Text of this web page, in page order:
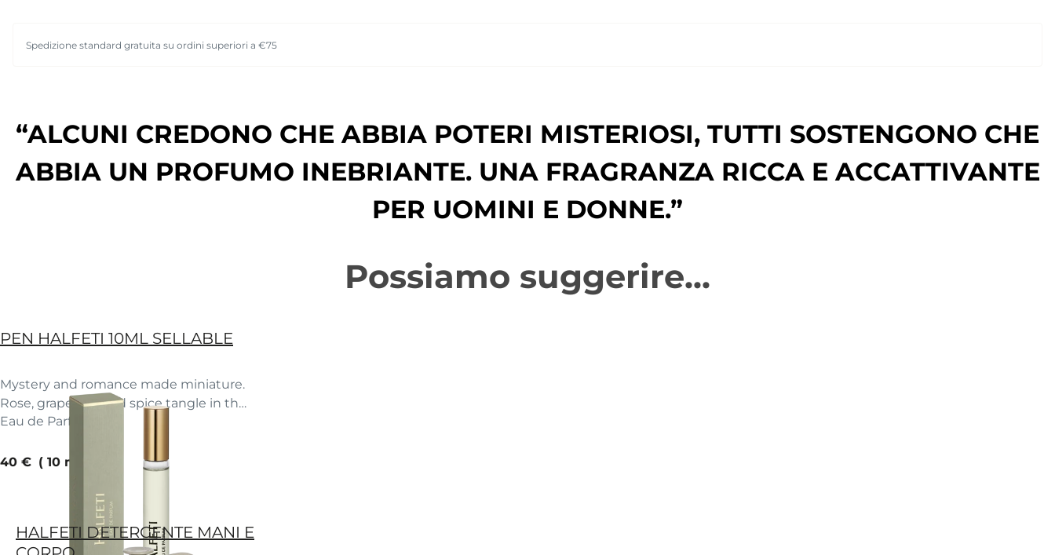
Spedizione standard gratuita su ordini superiori a €75
“ALCUNI CREDONO CHE ABBIA POTERI MISTERIOSI, TUTTI SOSTENGONO CHE
ABBIA UN PROFUMO INEBRIANTE. UNA FRAGRANZA RICCA E ACCATTIVANTE
PER UOMINI E DONNE.”
Possiamo suggerire...
PEN HALFETI 10ML SELLABLE
Mystery and romance made miniature.
Rose, grapefruit and spice tangle in the
moonlight.
Eau de Parfum
current price
40 € 10 ml
HALFETI DETERGENTE MANI E